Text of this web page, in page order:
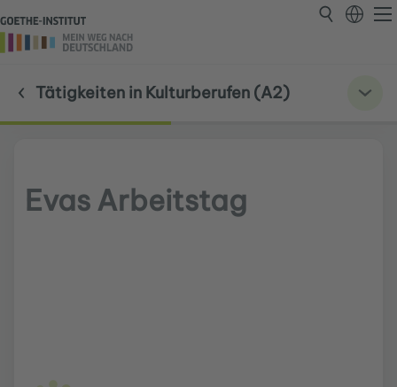
Tätigkeiten in Kulturberufen (A2)
Evas Arbeitstag